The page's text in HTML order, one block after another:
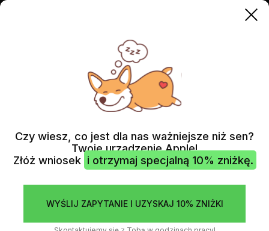
WYMIANA BATERII (NOWE OGNIWO)
Czy wiesz, co jest dla nas ważniejsze niż sen?
Twoje urządzenie Apple!
Złóż wniosek i otrzymaj specjalną 10% zniżkę.
WYŚLIJ ZAPYTANIE I UZYSKAJ 10% ZNIŻKI